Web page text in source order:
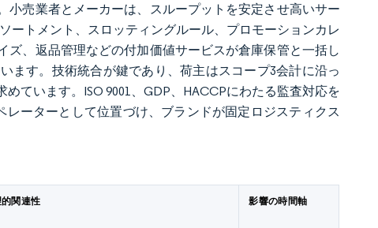
売業者とメーカーは、スループットを安定させ高いサー
ートメント、スロッティングルール、プロモーションカレ
、返品管理などの付加価値サービスが倉庫保管と一括し
ます。技術統合が鍵であり、荷主はスコープ3会計に沿っ
ています。ISO 9001、GDP、HACCPにわたる監査対応を
ーターとして位置づけ、ブランドが固定ロジスティクス
関連性 影響の時間軸